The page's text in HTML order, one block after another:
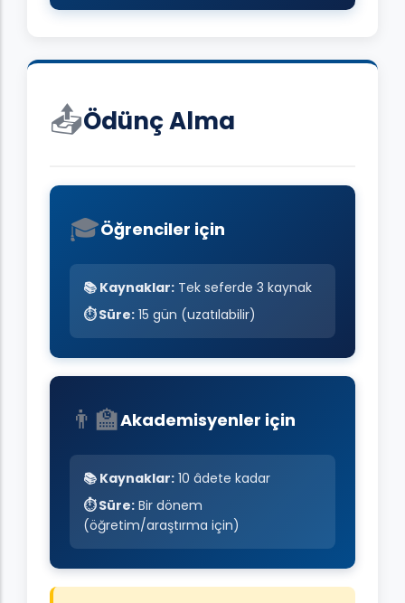
📤Ödünç Alma
🎓Öğrenciler için
📚 Kaynaklar: Tek seferde 3 kaynak
⏱️ Süre: 15 gün (uzatılabilir)
👨‍🏫Akademisyenler için
📚 Kaynaklar: 10 âdete kadar
⏱️ Süre: Bir dönem
(öğretim/araştırma için)